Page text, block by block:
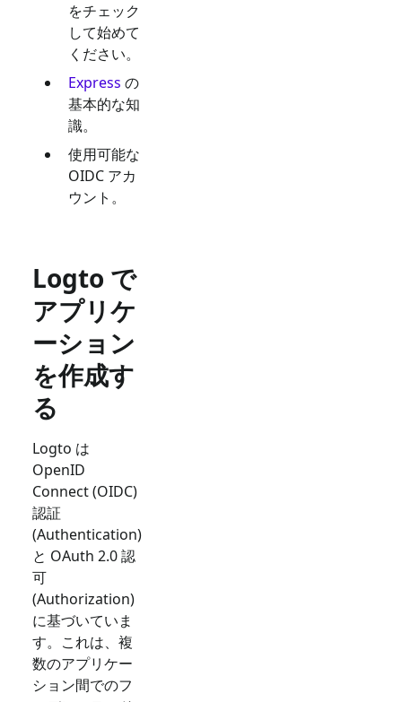
をチェック
して始めて
ください。
Express の
基本的な知
識。
使用可能な
OIDC アカ
ウント。
Logto で
アプリケ
ーション
を作成す
る
Logto は
OpenID
Connect (OIDC)
認証
(Authentication)
と OAuth 2.0 認
可
(Authorization)
に基づいていま
す。これは、複
数のアプリケー
ション間でのフ